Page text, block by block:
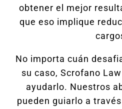
obtener el mejor
que eso implique
No importa cuán
su caso, Scrofano
ayudarlo. Nuestros
pueden guiarlo a